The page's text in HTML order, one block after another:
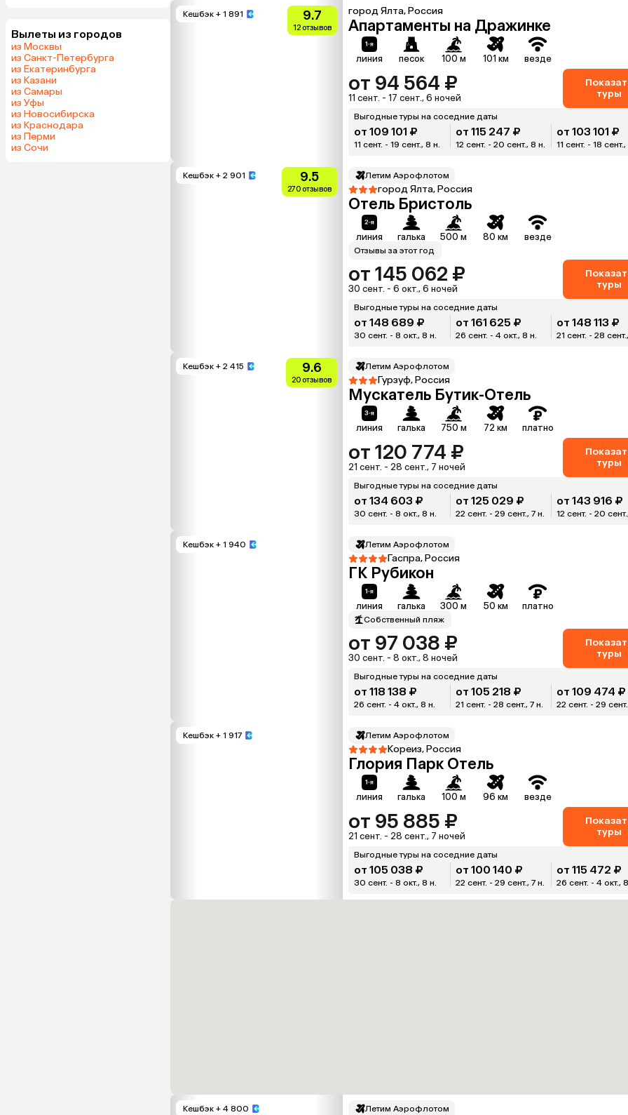
Вылеты из городов
из Москвы
из Санкт-Петербурга
из Екатеринбурга
из Казани
из Самары
из Уфы
из Новосибирска
из Краснодара
из Перми
из Сочи
Кешбэк + 1 891 9.7
12 отзывов
город Ялта, Россия
Апартаменты на Дражинке
линия песок 100 м 101 км везде
от 94 564 ₽
11 сент. - 17 сент., 6 ночей
туры
Выгодные туры на соседние даты
от 109 101 ₽
11 сент. - 19 сент., 8 н.
от 115 247 ₽
12 сент. - 20 сент., 8 н.
от 103 101 ₽
11 сент. - 18
Кешбэк + 2 901 9.5
270 отзывов
Летим Аэрофлотом
город Ялта, Россия
Отель Бристоль
линия галька 500 м 80 км везде
Отзывы за этот год
от 145 062 ₽
30 сент. - 6 окт., 6 ночей
туры
Выгодные туры на соседние даты
от 148 689 ₽
30 сент. - 8 окт., 8 н.
от 161 625 ₽
26 сент. - 4 окт., 8 н.
от 148 113 ₽
21 сент. - 28
Кешбэк + 2 415 9.6
20 отзывов
Летим Аэрофлотом
Гурзуф, Россия
Мускатель Бутик-Отель
линия галька 750 м 72 км платно
от 120 774 ₽
21 сент. - 28 сент., 7 ночей
туры
Выгодные туры на соседние даты
от 134 603 ₽
30 сент. - 8 окт., 8 н.
от 125 029 ₽
22 сент. - 29 сент., 7 н.
от 143 916 ₽
12 сент. - 20
Кешбэк + 1 940 Летим Аэрофлотом
Гаспра, Россия
ГК Рубикон
линия галька 300 м 50 км платно
Собственный пляж
от 97 038 ₽
30 сент. - 8 окт., 8 ночей
туры
Выгодные туры на соседние даты
от 118 138 ₽
26 сент. - 4 окт., 8 н.
от 105 218 ₽
21 сент. - 28 сент., 7 н.
от 109 474 ₽
22 сент. - 29
Кешбэк + 1 917 Летим Аэрофлотом
Кореиз, Россия
Глория Парк Отель
линия галька 100 м 96 км везде
от 95 885 ₽
21 сент. - 28 сент., 7 ночей
туры
Выгодные туры на соседние даты
от 105 038 ₽
30 сент. - 8 окт., 8 н.
от 100 140 ₽
22 сент. - 29 сент., 7 н.
от 115 472 ₽
26 сент. - 4 окт.,
Кешбэк + 4 800 Летим Аэрофлотом